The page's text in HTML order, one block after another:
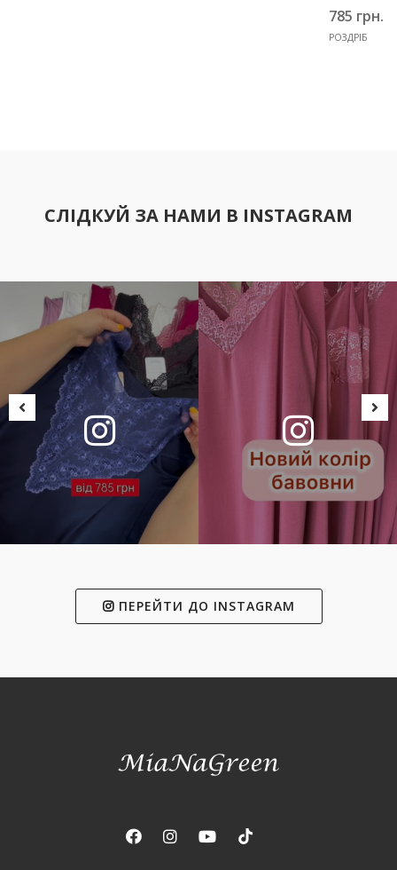
785 грн.
РОЗДРІБ
СЛІДКУЙ ЗА НАМИ В INSTAGRAM
ПЕРЕЙТИ ДО INSTAGRAM